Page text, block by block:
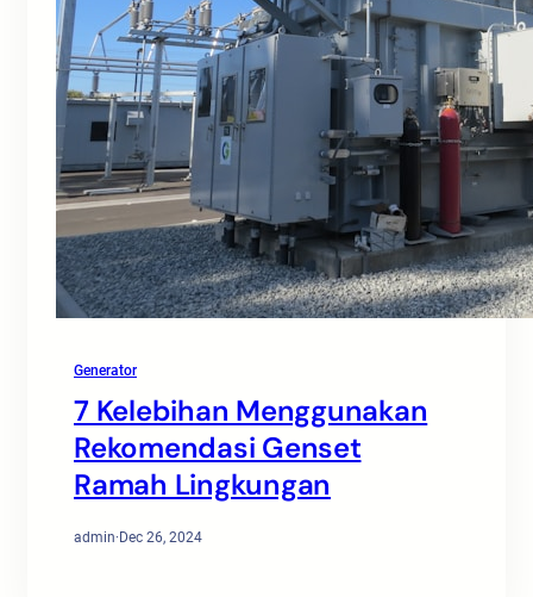
Generator
7 Kelebihan Menggunakan
Rekomendasi Genset
Ramah Lingkungan
admin·Dec 26, 2024